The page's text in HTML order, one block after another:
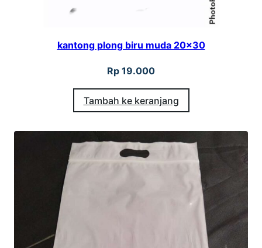
kantong plong biru muda 20×30
Rp 19.000
Tambah ke keranjang